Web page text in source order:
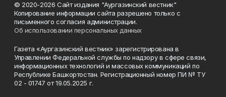
© 2020-2026 Сайт издания "Аургазинский вестник"
Копирование информации сайта разрешено только с
письменного согласия администрации.
Об использовании персональных данных
Газета «Аургазинский вестник» зарегистрирована в
Управлении Федеральной службы по надзору в сфере связи,
информационных технологий и массовых коммуникаций по
Республике Башкортостан. Регистрационный номер ПИ № ТУ
02 - 01747 от 19.05.2025 г.